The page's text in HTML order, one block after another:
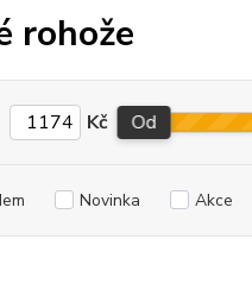
rohože
Kč Od
Novinka Akce